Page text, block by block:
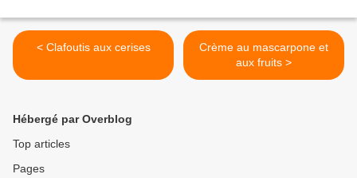
< Clafoutis aux cerises
Crème au mascarpone et
aux fruits >
Hébergé par Overblog
Top articles
Pages